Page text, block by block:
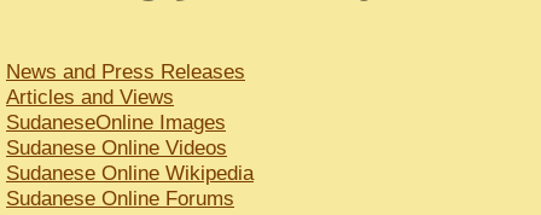
News and Press Releases
Articles and Views
SudaneseOnline Images
Sudanese Online Videos
Sudanese Online Wikipedia
Sudanese Online Forums